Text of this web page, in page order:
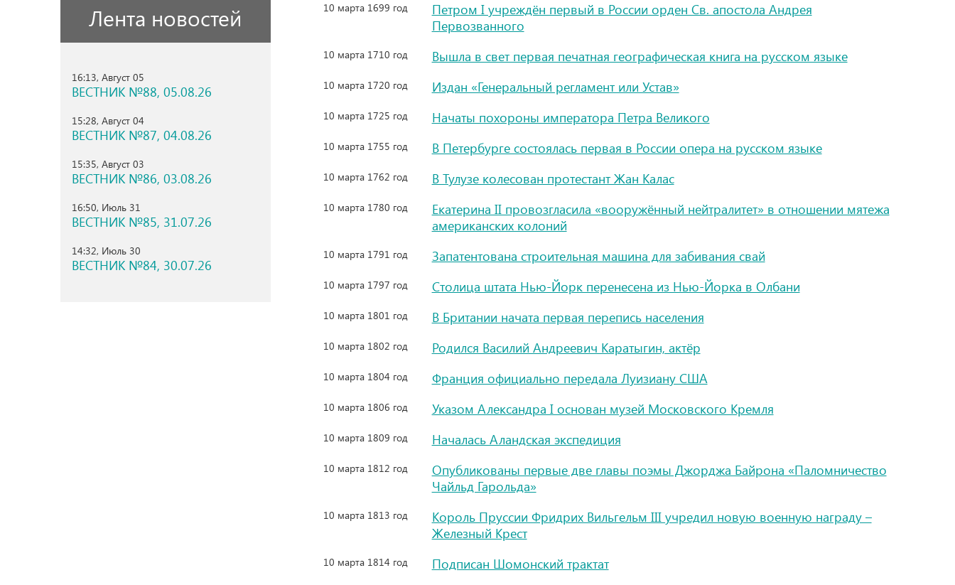
Лента новостей
16:13, Август 05
ВЕСТНИК №88, 05.08.26
15:28, Август 04
ВЕСТНИК №87, 04.08.26
15:35, Август 03
ВЕСТНИК №86, 03.08.26
16:50, Июль 31
ВЕСТНИК №85, 31.07.26
14:32, Июль 30
ВЕСТНИК №84, 30.07.26
10 марта 1699 год
Петром I учреждён первый в России орден Св. апостола Андрея
Первозванного
10 марта 1710 год Вышла в свет первая печатная географическая книга на русском языке
10 марта 1720 год Издан «Генеральный регламент или Устав»
10 марта 1725 год Начаты похороны императора Петра Великого
10 марта 1755 год В Петербурге состоялась первая в России опера на русском языке
10 марта 1762 год В Тулузе колесован протестант Жан Калас
10 марта 1780 год
Екатерина II провозгласила «вооружённый нейтралитет» в отношении мятежа
американских колоний
10 марта 1791 год Запатентована строительная машина для забивания свай
10 марта 1797 год Столица штата Нью-Йорк перенесена из Нью-Йорка в Олбани
10 марта 1801 год В Британии начата первая перепись населения
10 марта 1802 год Родился Василий Андреевич Каратыгин, актёр
10 марта 1804 год Франция официально передала Луизиану США
10 марта 1806 год Указом Александра I основан музей Московского Кремля
10 марта 1809 год Началась Аландская экспедиция
10 марта 1812 год
Опубликованы первые две главы поэмы Джорджа Байрона «Паломничество
Чайльд Гарольда»
10 марта 1813 год
Король Пруссии Фридрих Вильгельм III учредил новую военную награду –
Железный Крест
10 марта 1814 год Подписан Шомонский трактат